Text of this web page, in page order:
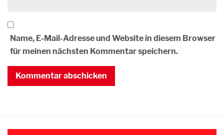
Name, E-Mail-Adresse und Website in diesem Browser
für meinen nächsten Kommentar speichern.